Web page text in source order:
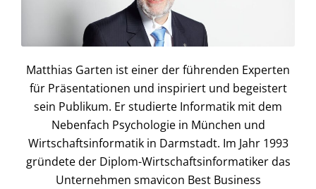
Matthias Garten ist einer der führenden Experten
für Präsentationen und inspiriert und begeistert
sein Publikum. Er studierte Informatik mit dem
Nebenfach Psychologie in München und
Wirtschaftsinformatik in Darmstadt. Im Jahr 1993
gründete der Diplom-Wirtschaftsinformatiker das
Unternehmen smavicon Best Business